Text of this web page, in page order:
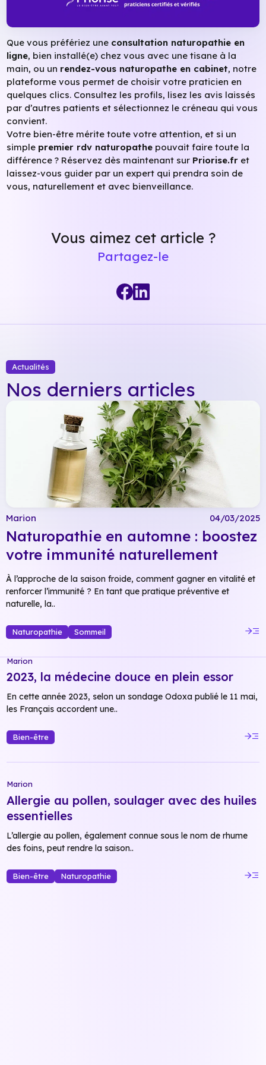
Que vous préfériez une consultation naturopathie en
ligne, bien installé(e) chez vous avec une tisane à la
main, ou un rendez-vous naturopathe en cabinet, notre
plateforme vous permet de choisir votre praticien en
quelques clics. Consultez les profils, lisez les avis laissés
par d’autres patients et sélectionnez le créneau qui vous
convient.
Votre bien-être mérite toute votre attention, et si un
simple premier rdv naturopathe pouvait faire toute la
différence ? Réservez dès maintenant sur Priorise.fr et
laissez-vous guider par un expert qui prendra soin de
vous, naturellement et avec bienveillance.
Vous aimez cet article ?
Partagez-le
Actualités
Nos derniers articles
Marion 04/03/2025
Naturopathie en automne : boostez
votre immunité naturellement
À l’approche de la saison froide, comment gagner en vitalité et
renforcer l’immunité ? En tant que pratique préventive et
naturelle, la..
Naturopathie Sommeil read_more
Marion
2023, la médecine douce en plein essor
En cette année 2023, selon un sondage Odoxa publié le 11 mai,
les Français accordent une..
Bien-être read_more
Marion
Allergie au pollen, soulager avec des huiles
essentielles
L’allergie au pollen, également connue sous le nom de rhume
des foins, peut rendre la saison..
Bien-être Naturopathie read_more